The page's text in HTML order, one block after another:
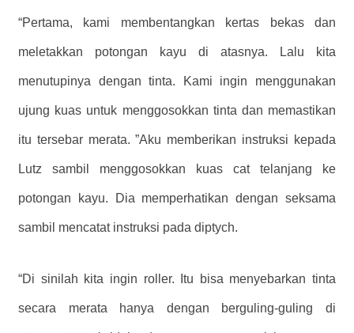
“Pertama, kami membentangkan kertas bekas dan
meletakkan potongan kayu di atasnya. Lalu kita
menutupinya dengan tinta. Kami ingin menggunakan
ujung kuas untuk menggosokkan tinta dan memastikan
itu tersebar merata. ”Aku memberikan instruksi kepada
Lutz sambil menggosokkan kuas cat telanjang ke
potongan kayu. Dia memperhatikan dengan seksama
sambil mencatat instruksi pada diptych.
“Di sinilah kita ingin roller. Itu bisa menyebarkan tinta
secara merata hanya dengan berguling-guling di